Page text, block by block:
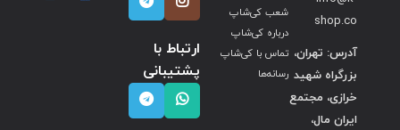
shop.co
آدرس: تهران،
بزرگراه شهید
خرازی، مجتمع
ایران مال،
شعب کی‌شاپ
درباره کی‌شاپ
تماس با کی‌شاپ
رسانه‌ها
ارتباط با
پشتیبانی